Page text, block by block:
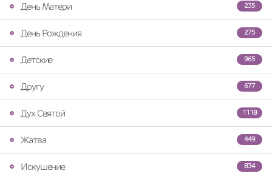
235
День Матери
275
День Рождения
965
Детские
677
Другу
1118
Дух Святой
449
Жатва
834
Искушение